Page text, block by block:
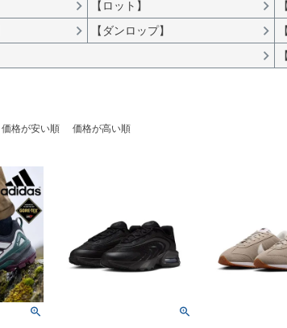
【ロット】
【ダンロップ】
価格が安い順 価格が高い順